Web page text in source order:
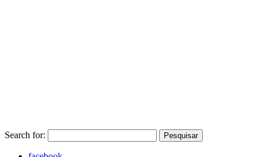
Search for: Pesquisar